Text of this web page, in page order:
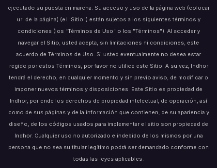
ejecutado su puesta en marcha. Su acceso y uso de la página web (colocar
url de la página) (el "Sitio") están sujetos a los siguientes términos y
condiciones (los "Términos de Uso" o los "Términos"). Al acceder y
navegar el Sitio, usted acepta, sin limitaciones ni condiciones, este
acuerdo de Términos de Uso. Si usted eventualmente no desea estar
regido por estos Términos, por favor no utilice este Sitio. A su vez, Indhor
tendrá el derecho, en cualquier momento y sin previo aviso, de modificar o
imponer nuevos términos y disposiciones. Este Sitio es propiedad de
Indhor, por ende los derechos de propiedad intelectual, de operación, así
como de sus páginas y de la información que contienen, de su apariencia y
diseño, de los códigos usados para implementar el sitio son propiedad de
Indhor. Cualquier uso no autorizado e indebido de los mismos por una
persona que no sea su titular legítimo podrá ser demandado conforme con
todas las leyes aplicables.